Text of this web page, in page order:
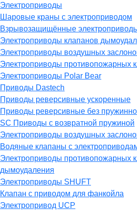
Электроприводы
Шаровые краны с электроприводом
Взрывозащищённые
Электроприводы клапанов
Электроприводы воздушных
Электроприводы противопожарных
Электроприводы Polar Bear
Приводы Dastech
Приводы реверсивные ускоренные
Приводы реверсивные без
SC Приводы с возвратной пружиной
Электроприводы воздушных
Водяные клапаны с
Электроприводы противопожарных
дымоудаления
Электроприводы SHUFT
Клапан с приводом для фанкойла
Электропривод UCP